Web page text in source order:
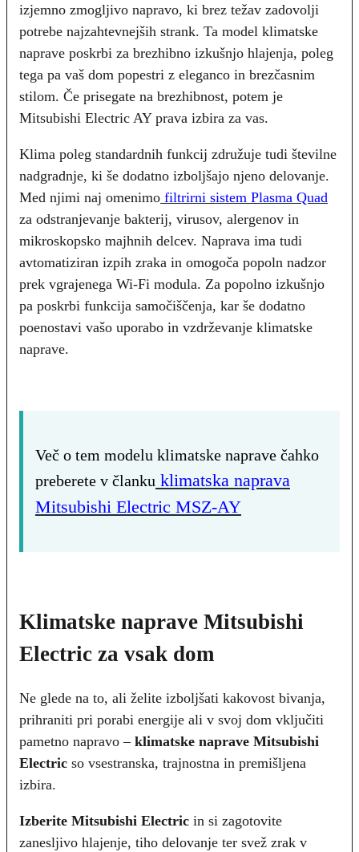
izjemno zmogljivo napravo, ki brez težav zadovolji
potrebe najzahtevnejših strank. Ta model klimatske
naprave poskrbi za brezhibno izkušnjo hlajenja, poleg
tega pa vaš dom popestri z eleganco in brezčasnim
stilom. Če prisegate na brezhibnost, potem je
Mitsubishi Electric AY prava izbira za vas.
Klima poleg standardnih funkcij združuje tudi številne
nadgradnje, ki še dodatno izboljšajo njeno delovanje.
Med njimi naj omenimo filtrirni sistem Plasma Quad
za odstranjevanje bakterij, virusov, alergenov in
mikroskopsko majhnih delcev. Naprava ima tudi
avtomatiziran izpih zraka in omogoča popoln nadzor
prek vgrajenega Wi-Fi modula. Za popolno izkušnjo
pa poskrbi funkcija samočiščenja, kar še dodatno
poenostavi vašo uporabo in vzdrževanje klimatske
naprave.
Več o tem modelu klimatske naprave čahko
preberete v članku klimatska naprava
Mitsubishi Electric MSZ-AY
Klimatske naprave Mitsubishi
Electric za vsak dom
Ne glede na to, ali želite izboljšati kakovost bivanja,
prihraniti pri porabi energije ali v svoj dom vključiti
pametno napravo – klimatske naprave Mitsubishi
Electric so vsestranska, trajnostna in premišljena
izbira.
Izberite Mitsubishi Electric in si zagotovite
zanesljivo hlajenje, tiho delovanje ter svež zrak v